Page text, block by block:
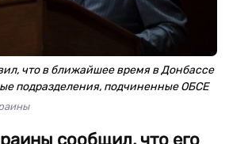
что в ближайшее время в Донбассе
подразделения, подчиненные ОБСЕ
сообщил, что его